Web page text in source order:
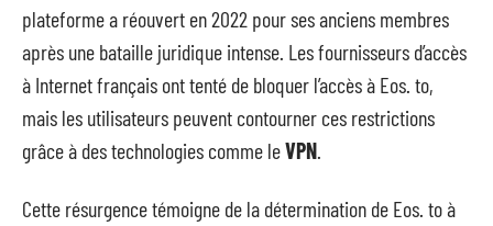
plateforme a réouvert en 2022 pour ses anciens membres
après une bataille juridique intense. Les fournisseurs d’accès
à Internet français ont tenté de bloquer l’accès à Eos. to,
mais les utilisateurs peuvent contourner ces restrictions
grâce à des technologies comme leVPN.
Cette résurgence témoigne de la détermination de Eos. to à